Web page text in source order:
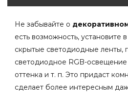
Не забывайте о
есть возможность, установите
скрытые светодиодные ленты,
светодиодное RGB-
оттенка и т. п. Это придаст
сделает более интересным